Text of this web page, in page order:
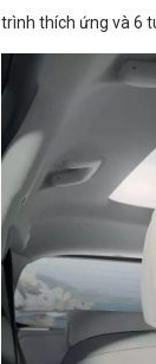
trình thích ứng và 6